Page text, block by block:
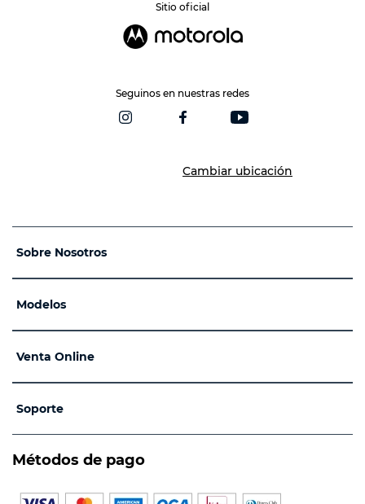
Sitio oficial
Seguinos en nuestras redes
Cambiar ubicación
Sobre Nosotros
Modelos
Venta Online
Soporte
Métodos de pago